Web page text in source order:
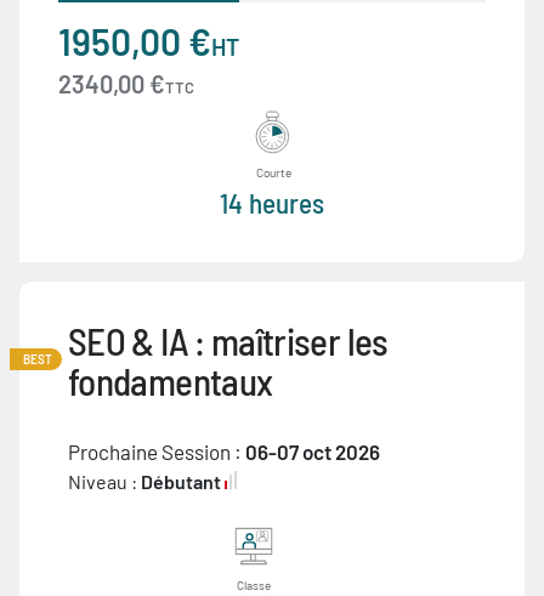
1950,00 €HT
2340,00 €TTC
Courte
14 heures
BEST
SEO & IA : maîtriser les
fondamentaux
Prochaine Session : 06-07 oct 2026
Niveau : Débutant
Classe